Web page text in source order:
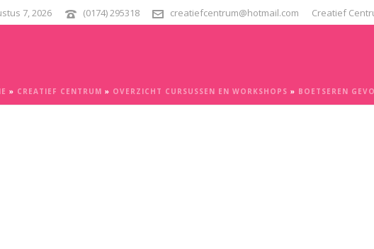
7, 2026 (0174) 295318 creatiefcentrum@hotmail.com Creatief
» CREATIEF CENTRUM » OVERZICHT CURSUSSEN EN WORKSHOPS » BOETSEREN